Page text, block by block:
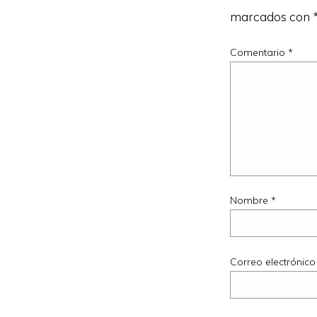
marcados con
Comentario *
Nombre *
Correo electrónico